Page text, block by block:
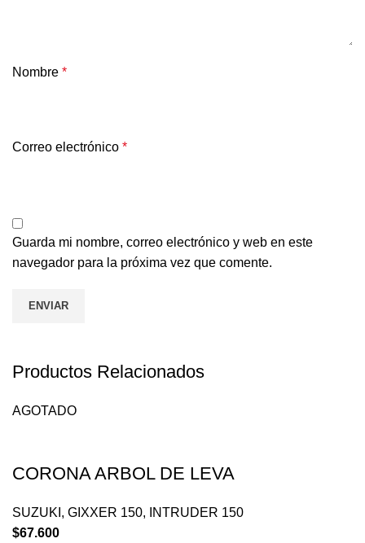
Nombre *
Correo electrónico *
Guarda mi nombre, correo electrónico y web en este
navegador para la próxima vez que comente.
Productos Relacionados
AGOTADO
CORONA ARBOL DE LEVA
SUZUKI , GIXXER 150,
INTRUDER 150
$67.600